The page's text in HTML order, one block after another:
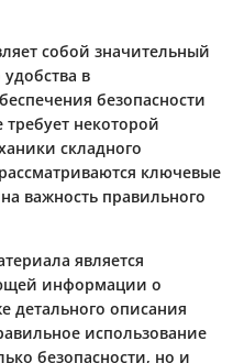
собой значительный
в
безопасности
требует некоторой
складного
ключевые
важность правильного
является
информации о
детального описания
использование
безопасности, но и